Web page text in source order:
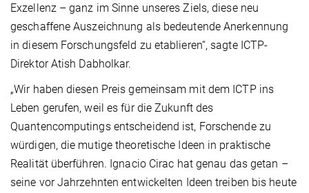
Exzellenz – ganz im Sinne unseres Ziels, diese neu
geschaffene Auszeichnung als bedeutende Anerkennung
in diesem Forschungsfeld zu etablieren“, sagte ICTP-
Direktor Atish Dabholkar.
„Wir haben diesen Preis gemeinsam mit dem ICTP ins
Leben gerufen, weil es für die Zukunft des
Quantencomputings entscheidend ist, Forschende zu
würdigen, die mutige theoretische Ideen in praktische
Realität überführen. Ignacio Cirac hat genau das getan –
seine vor Jahrzehnten entwickelten Ideen treiben bis heute